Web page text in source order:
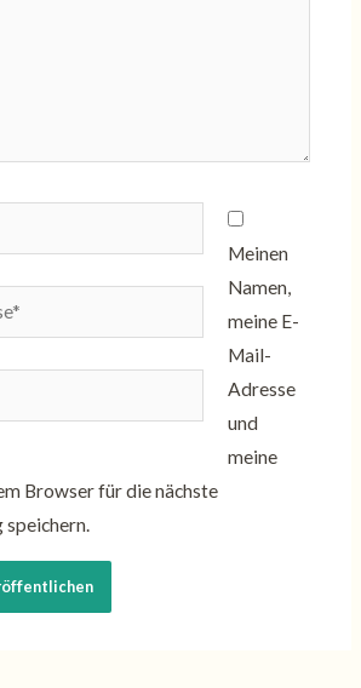
Meinen
Namen,
meine E-
Mail-
Adresse
und
meine
Browser für die nächste